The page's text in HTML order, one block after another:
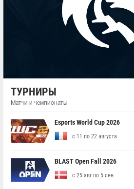
ТУРНИРЫ
Матчи и чемпионаты
Esports World Cup 2026
с 11 по 22 августа
BLAST Open Fall 2026
с 25 авг по 5 сен